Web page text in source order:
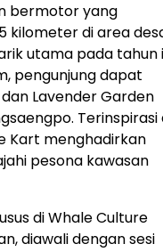
bermotor yang
kilometer di area
utama pada tahun
pengunjung dapat
Lavender Garden
Terinspirasi
Kart menghadirkan
pesona kawasan
di Whale Culture
diawali dengan sesi